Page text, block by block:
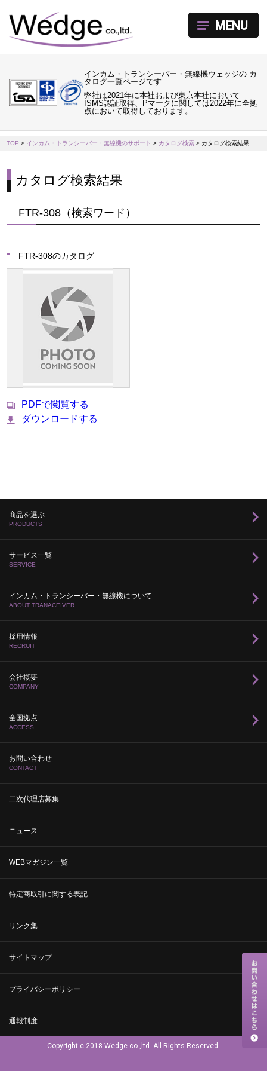
インカム・トランシーバー・無線機ウェッジの カ
タログ一覧ページです
弊社は2021年に本社および東京本社において
ISMS認証取得、Pマークに関しては2022年に全拠
点において取得しております。
MENU
TOP> インカム・トランシーバー・無線機のサポート> カタログ検索> カタログ検索結果
カタログ検索結果
FTR-308（検索ワード）
FTR-308のカタログ
PDFで閲覧する
ダウンロードする
商品を選ぶ
PRODUCTS
サービス一覧
SERVICE
インカム・トランシーバー・無線機について
ABOUT TRANACEIVER
採用情報
RECRUIT
会社概要
COMPANY
全国拠点
ACCESS
お問い合わせ
CONTACT
二次代理店募集
ニュース
WEBマガジン一覧
特定商取引に関する表記
リンク集
サイトマップ
プライバシーポリシー
通報制度
Copyright c 2018 Wedge co.,ltd. All Rights Reserved.